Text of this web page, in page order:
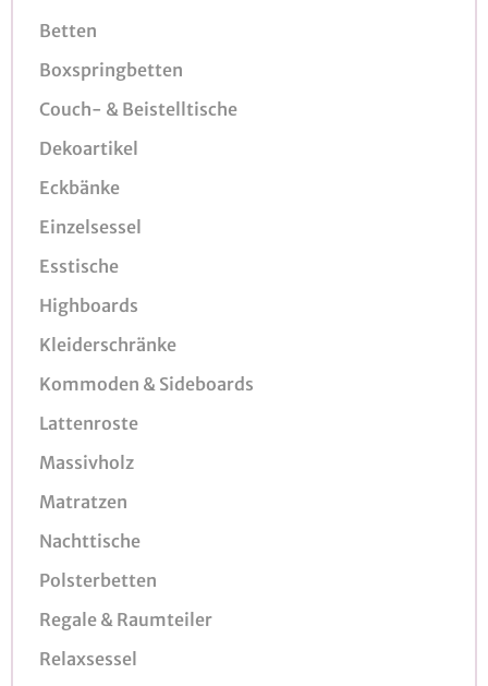
Betten
Boxspringbetten
Couch- & Beistelltische
Dekoartikel
Eckbänke
Einzelsessel
Esstische
Highboards
Kleiderschränke
Kommoden & Sideboards
Lattenroste
Massivholz
Matratzen
Nachttische
Polsterbetten
Regale & Raumteiler
Relaxsessel